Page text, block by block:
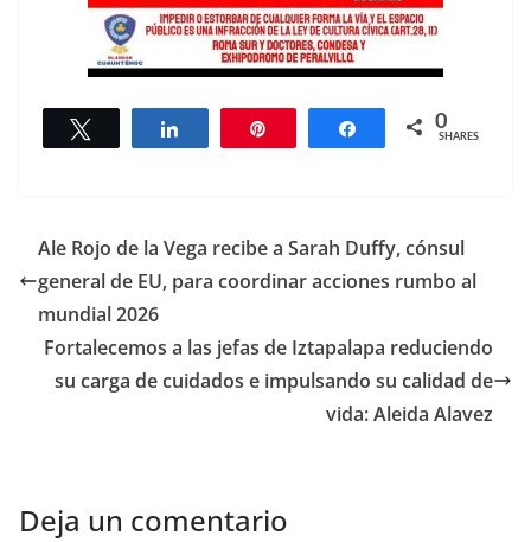
Share 0
SHARES
Ale Rojo de la Vega recibe a Sarah Duffy, cónsul
general de EU, para coordinar acciones rumbo al
mundial 2026
Fortalecemos a las jefas de Iztapalapa reduciendo
su carga de cuidados e impulsando su calidad de
vida: Aleida Alavez
Deja un comentario